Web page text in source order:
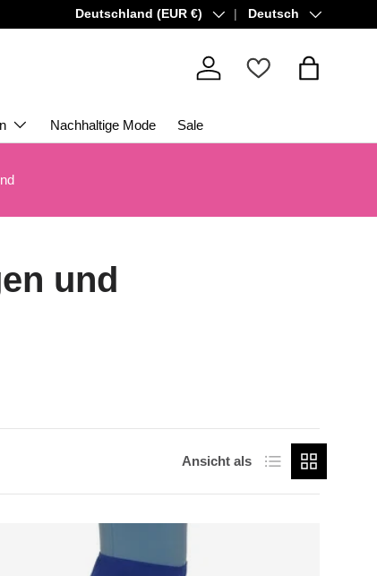
Land/Region
Deutschland (EUR €) SpracheDeutsch
Einloggen
Nachhaltige Mode Sale
und
Ansicht als ProduktlisteProduktraster